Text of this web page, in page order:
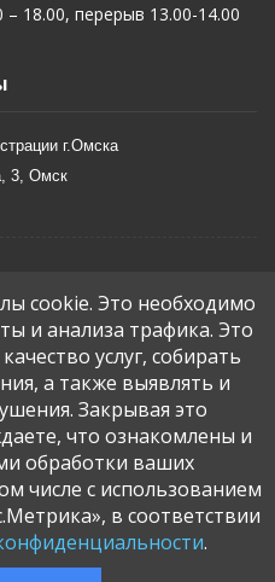
18.00, перерыв 13.00-14.00
г.Омска
3, Омск
области
cookie. Это необходимо
и анализа трафика. Это
услуг, собирать
а также выявлять и
Закрывая это
что ознакомлены и
обработки ваших
числе с использованием
в соответствии
.